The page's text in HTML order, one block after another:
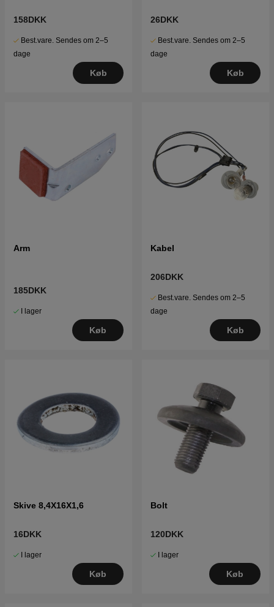
158DKK
Best.vare. Sendes om 2–5
dage
Køb
26DKK
Best.vare. Sendes om 2–5
dage
Køb
Arm
185DKK
I lager
Køb
Kabel
206DKK
Best.vare. Sendes om 2–5
dage
Køb
Skive 8,4X16X1,6
16DKK
I lager
Køb
Bolt
120DKK
I lager
Køb